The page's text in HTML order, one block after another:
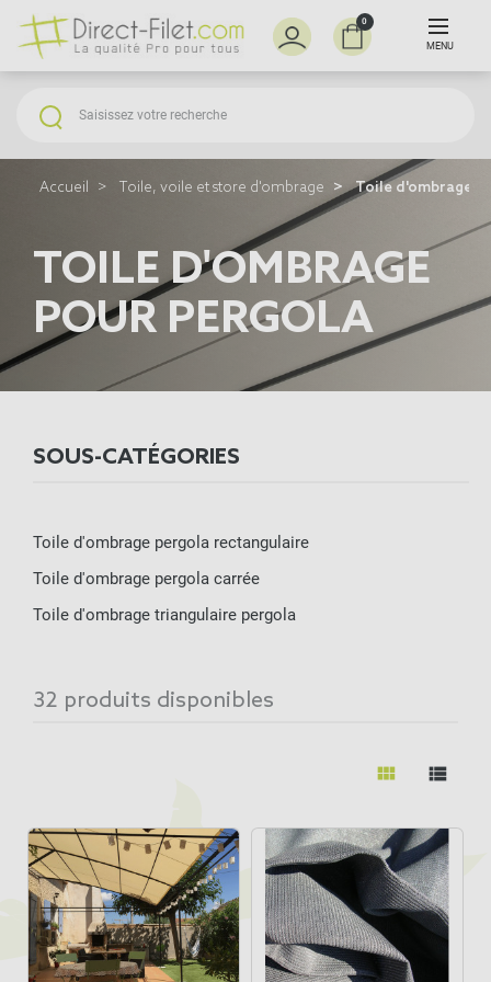
0
MENU
Accueil Toile, voile et store d'ombrage Toile d'ombrage
TOILE D'OMBRAGE
POUR PERGOLA
SOUS-CATÉGORIES
Toile d'ombrage pergola rectangulaire
Toile d'ombrage pergola carrée
Toile d'ombrage triangulaire pergola
32 produits disponibles
view_module view_list